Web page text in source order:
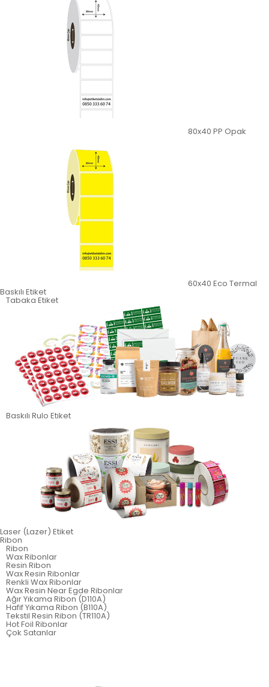
80x40 PP Opak
60x40 Eco Termal
Baskılı Etiket
Tabaka Etiket
Baskılı Rulo Etiket
Laser (Lazer) Etiket
Ribon
Ribon
Wax Ribonlar
Resin Ribon
Wax Resin Ribonlar
Renkli Wax Ribonlar
Wax Resin Near Egde Ribonlar
Ağır Yıkama Ribon (D110A)
Hafif Yıkama Ribon (B110A)
Tekstil Resin Ribon (TR110A)
Hot Foil Ribonlar
Çok Satanlar